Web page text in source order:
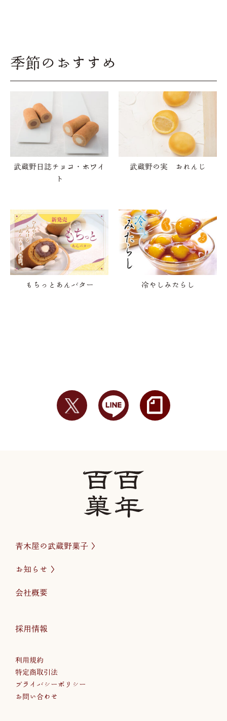
季節のおすすめ
武蔵野日誌チョコ・ホワイ
ト
武蔵野の実 おれんじ
もちっとあんバター 冷やしみたらし
青木屋の武蔵野菓子
お知らせ
会社概要
採用情報
利用規約
特定商取引法
プライバシーポリシー
お問い合わせ